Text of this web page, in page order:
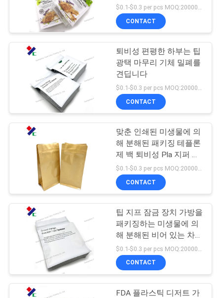
락
을
요
요
지퍼 주머니를 위로
서 있으십시오
83
통렬한 반박 주머니
포장
21
KRAFT 종이 주머니
18
봉된 8가지 측면을 지퍼
로 엽니다
$0.1-$0.3 per pcs MOQ:20000 PC
CONTACT
퇴비성 편평한 하부는 팁
광택 마무리 기체 밀폐를
견딥니다
CONTACT
맞춘 인쇄된 미생물에 의
해 분해된 패키징 테플론
제 백 퇴비성 Pla 지퍼 커
피 차 핵심 팁
CONTACT
팁 지프 잠금 장치 가방을
패키징하는 미생물에 의
해 분해된 비어 있는 차
매트 식품
CONTACT
FDA 플라스틱 디저트 가